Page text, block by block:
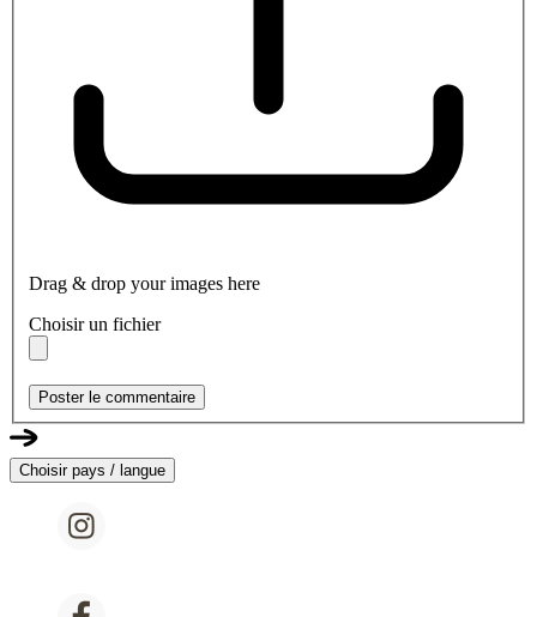
Drag & drop your images here
Choisir un fichier
Poster le commentaire
Choisir pays / langue